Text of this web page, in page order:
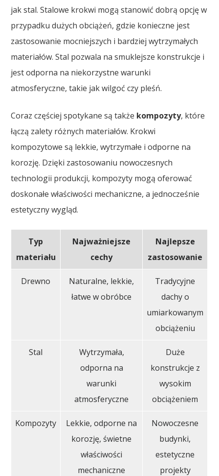
jak stal. Stalowe krokwi mogą stanowić dobrą opcję w
przypadku dużych obciążeń, gdzie konieczne jest
zastosowanie mocniejszych i bardziej wytrzymałych
materiałów. Stal pozwala na smuklejsze konstrukcje i
jest odporna na niekorzystne warunki
atmosferyczne, takie jak wilgoć czy pleśń.
Coraz częściej spotykane są także kompozyty, które
łączą zalety różnych materiałów. Krokwi
kompozytowe są lekkie, wytrzymałe i odporne na
korozję. Dzięki zastosowaniu nowoczesnych
technologii produkcji, kompozyty mogą oferować
doskonałe właściwości mechaniczne, a jednocześnie
estetyczny wygląd.
Typ
materiału
Najważniejsze
cechy
Najlepsze
zastosowanie
Drewno
Naturalne, lekkie,
łatwe w obróbce
Tradycyjne
dachy o
umiarkowanym
obciążeniu
Stal
Wytrzymała,
odporna na
warunki
atmosferyczne
Duże
konstrukcje z
wysokim
obciążeniem
Kompozyty
Lekkie, odporne na
korozję, świetne
właściwości
mechaniczne
Nowoczesne
budynki,
estetyczne
projekty